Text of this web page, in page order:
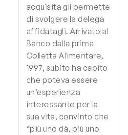
acquisita gli permette
di svolgere la delega
affidatagli. Arrivato al
Banco dalla prima
Colletta Alimentare,
1997, subito ha capito
che poteva essere
un’esperienza
interessante per la
sua vita, convinto che
“più uno dà, più uno